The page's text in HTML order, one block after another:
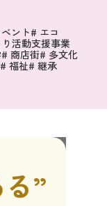
ント
エコ
活動支援事業
商店街
多文化
福祉
継承
”